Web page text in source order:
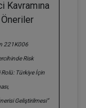
Kavramına
221K006
Risk
Rolü: Türkiye İçin
Geliştirilmesi”